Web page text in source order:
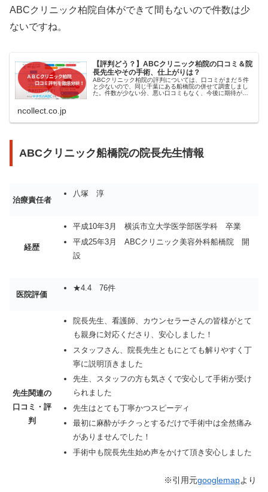
ABCクリニック柏院自体ができて間もないので件数は少
ないですね。
【評判どう？】ABCクリニック柏院の口コミ＆院
長先生やその手術、仕上がりは？
ABCクリニック柏院の評判については、口コミがまだ５件
と少ないので、同じ千葉にある船橋院の併せて調査しまし
た。件数が少ない分、悪い口コミもなく、今後に期待が持
ncollect.co.jp
ABCクリニック船橋院の院長先生情報
治療責任者
八塚 淳
経歴
平成10年3月 横浜市立大学医学部医学科 卒業
平成25年3月 ABCクリニック美容外科船橋院 開
設
医院評価
★4.4 76件
先生関連の
口コミ・評
判
院長先生、看護師、カウンセラーさんの皆様がとて
も親身に対応くださり、安心しました！
スタッフさん、院長先生ともにとても解りやすく丁
寧に説明頂きました
先生、スタッフの方も気さくで安心して手術が受け
られました
先生はとても丁寧かつスピーディ
最初に麻酔がチクっとするだけで手術中は全然痛み
がありませんでした！
手術中も院長先生始め声をかけて頂き安心しました
※引用元googlemapより